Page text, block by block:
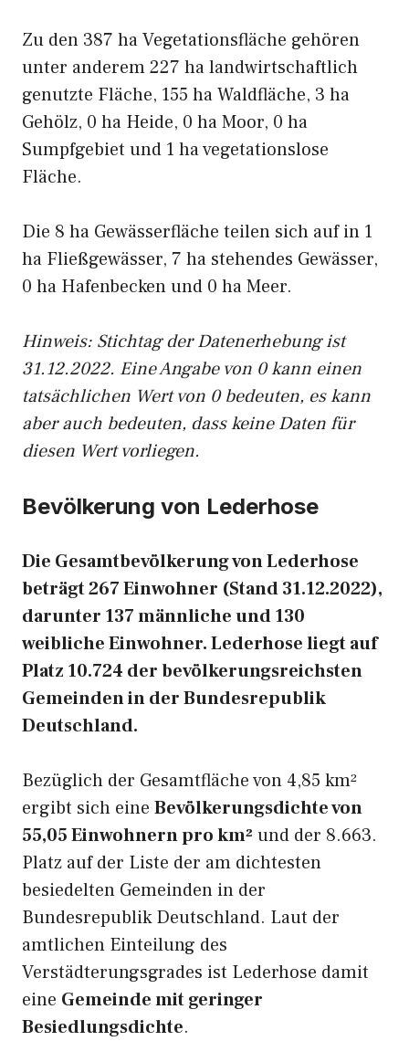
Zu den 387 ha Vegetationsfläche gehören
unter anderem 227 ha landwirtschaftlich
genutzte Fläche, 155 ha Waldfläche, 3 ha
Gehölz, 0 ha Heide, 0 ha Moor, 0 ha
Sumpfgebiet und 1 ha vegetationslose
Fläche.
Die 8 ha Gewässerfläche teilen sich auf in 1
ha Fließgewässer, 7 ha stehendes Gewässer,
0 ha Hafenbecken und 0 ha Meer.
Hinweis: Stichtag der Datenerhebung ist
31.12.2022. Eine Angabe von 0 kann einen
tatsächlichen Wert von 0 bedeuten, es kann
aber auch bedeuten, dass keine Daten für
diesen Wert vorliegen.
Bevölkerung von Lederhose
Die Gesamtbevölkerung von Lederhose
beträgt 267 Einwohner (Stand 31.12.2022),
darunter 137 männliche und 130
weibliche Einwohner. Lederhose liegt auf
Platz 10.724 der bevölkerungsreichsten
Gemeinden in der Bundesrepublik
Deutschland.
Bezüglich der Gesamtfläche von 4,85 km²
ergibt sich eine Bevölkerungsdichte von
55,05 Einwohnern pro km² und der 8.663.
Platz auf der Liste der am dichtesten
besiedelten Gemeinden in der
Bundesrepublik Deutschland. Laut der
amtlichen Einteilung des
Verstädterungsgrades ist Lederhose damit
eine Gemeinde mit geringer
Besiedlungsdichte.